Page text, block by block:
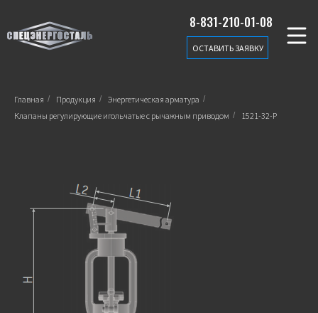
8-831-210-01-08
ОСТАВИТЬ ЗАЯВКУ
Главная / Продукция / Энергетическая арматура /
Клапаны регулирующие игольчатые с рычажным приводом / 1521-32-Р